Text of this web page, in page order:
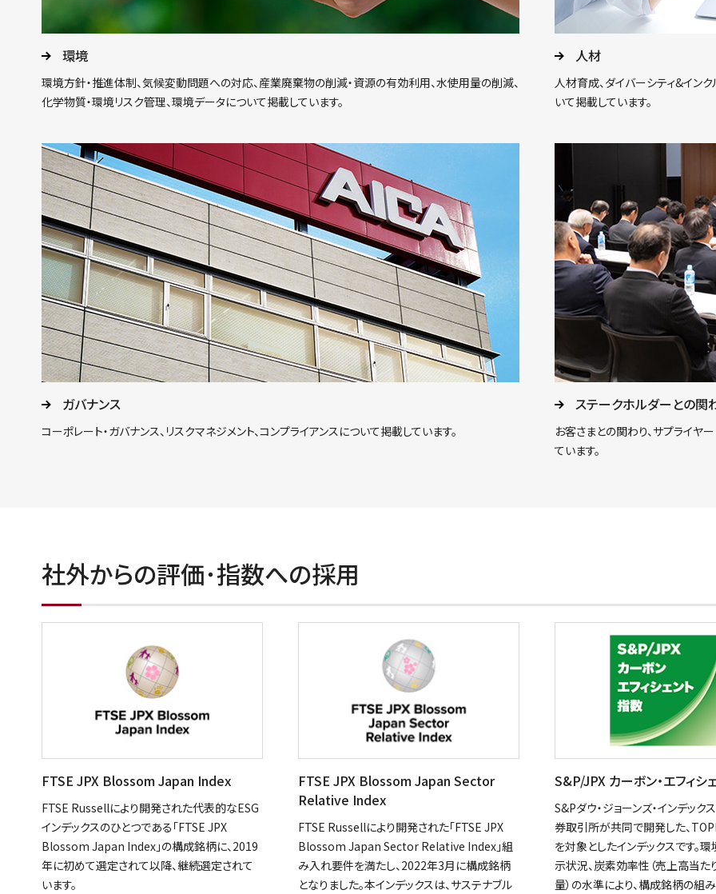
環境
環境方針・推進体制、気候変動問題への対応、産業廃棄物の削減・資源の有効利用、水使用量の削減、
化学物質・環境リスク管理、環境データについて掲載しています。
人材
人材育成、ダイバーシティ&イン
いて掲載しています。
ガバナンス
コーポレート・ガバナンス、リスクマネジメント、コンプライアンスについて掲載しています。
ステークホルダーとの関
お客さまとの関わり、サプライヤ
ています。
社外からの評価･指数への採用
FTSE JPX Blossom Japan Index
FTSE Russellにより開発された代表的なESG
インデックスのひとつである「FTSE JPX
Blossom Japan Index」の構成銘柄に、2019
年に初めて選定されて以降、継続選定されて
います。
FTSE JPX Blossom Japan Sector
Relative Index
FTSE Russellにより開発された「FTSE JPX
Blossom Japan Sector Relative Index」組
み入れ要件を満たし、2022年3月に構成銘柄
となりました。本インデックスは、サステナブル
S&P/JPX カーボン・エフィシ
S&Pダウ・ジョーンズ・インデック
券取引所が共同で開発した、
を対象としたインデックスです。
示状況、炭素効率性（売上高当た
量）の水準により、構成銘柄の組